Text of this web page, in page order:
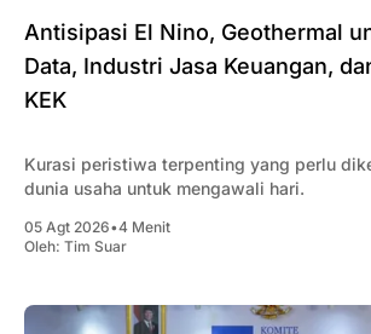
Antisipasi El Nino, Geothermal
Data, Industri Jasa Keuangan,
KEK
Kurasi peristiwa terpenting yang perlu
dunia usaha untuk mengawali hari.
05 Agt 2026•4 Menit
Oleh: Tim Suar